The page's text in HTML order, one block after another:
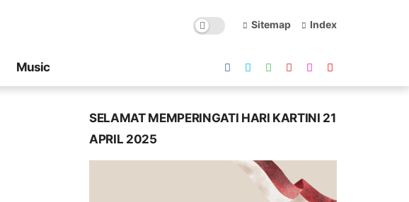
Sitemap Index
Music
SELAMAT MEMPERINGATI HARI KARTINI 21
APRIL 2025